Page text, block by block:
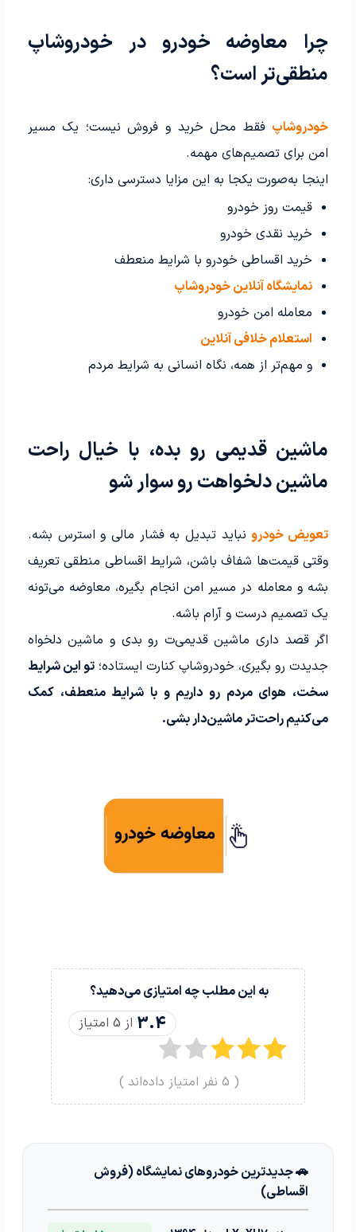
چرا معاوضه خودرو در خودروشاپ
منطقی‌تر است؟
خودروشاپ فقط محل خرید و فروش نیست؛ یک مسیر
امن برای تصمیم‌های مهمه.
اینجا به‌صورت یکجا به این مزایا دسترسی داری:
قیمت روز خودرو
خرید نقدی خودرو
خرید اقساطی خودرو با شرایط منعطف
نمایشگاه آنلاین خودروشاپ
معامله امن خودرو
استعلام خلافی آنلاین
و مهم‌تر از همه، نگاه انسانی به شرایط مردم
ماشین قدیمی رو بده، با خیال راحت
ماشین دلخواهت رو سوار شو
تعویض خودرونباید تبدیل به فشار مالی و استرس بشه.
وقتی قیمت‌ها شفاف باشن، شرایط اقساطی منطقی تعریف
بشه و معامله در مسیر امن انجام بگیره، معاوضه می‌تونه
یک تصمیم درست و آرام باشه.
اگر قصد داری ماشین قدیمی‌ت رو بدی و ماشین دلخواه
جدیدت رو بگیری، خودروشاپ کنارت ایستاده؛تو این شرایط
سخت، هوای مردم رو داریم و با شرایط منعطف، کمک
می‌کنیم راحت‌تر ماشین‌دار بشی.
به این مطلب چه امتیازی می‌دهید؟
3.4 از 5 امتیاز
(
5 نفر امتیاز داده‌اند )
🚗 جدیدترین خودروهای نمایشگاه (فروش
اقساطی)